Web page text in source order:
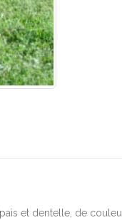
et dentelle, de